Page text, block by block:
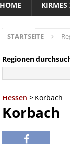
HOME
STARTSEITE
Regionen
Hessen > Korbach
Korbach